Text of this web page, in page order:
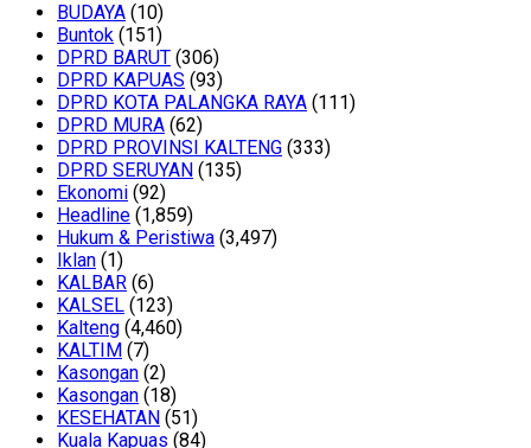
BUDAYA (10)
Buntok (151)
DPRD BARUT (306)
DPRD KAPUAS (93)
DPRD KOTA PALANGKA RAYA (111)
DPRD MURA (62)
DPRD PROVINSI KALTENG (333)
DPRD SERUYAN (135)
Ekonomi (92)
Headline (1,859)
Hukum & Peristiwa (3,497)
Iklan (1)
KALBAR (6)
KALSEL (123)
Kalteng (4,460)
KALTIM (7)
Kasongan (2)
Kasongan (18)
KESEHATAN (51)
Kuala Kapuas (84)